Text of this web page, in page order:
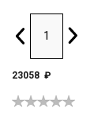
23058 ₽